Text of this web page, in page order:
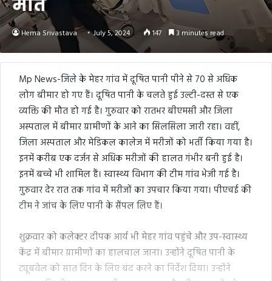
मौत
Hema Srivastava July 5, 2024 147 3 minutes read
Mp News-जिले के मेहर गांव में दूषित पानी पीने से 70 से अधिक
लोग बीमार हो गए हैं। दूषित पानी के चलते हुई उल्टी-दस्त से एक
व्यक्ति की मौत हो गई है। गुरुवार को रातभर बीएमसी और जिला
अस्पताल में बीमार ग्रामीणों के आने का सिलसिला जारी रहा। वहीं,
जिला अस्पताल और मेडिकल कालेज में मरीजों को भर्ती किया गया है।
इनमें करीब एक दर्जन से अधिक मरीजों की हालत गंभीर बनी हुई है।
इनमें बच्चे भी शामिल हैं। स्वास्थ्य विभाग की टीम गांव भेजी गई है।
गुरुवार देर रात तक गांव में मरीजों का उपचार किया गया। पीएचई की
टीम ने जांच के लिए पानी के सैंपल लिए हैं।
शुक्रवार को कलेक्टर दीपक आर्य भी मेहर गांव पहुंचे और उप-स्वास्थ्य
केंद्र में बीमार ग्रामीणों का हालचाल जाना। उन्होंने दूषित पानी के
ट्यूबवेल को सात दिन के लिए बंद करने का निर्देश दिया। उन्होंने